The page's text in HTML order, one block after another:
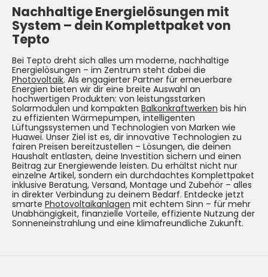
Nachhaltige Energielösungen mit
System – dein Komplettpaket von
Tepto
Bei Tepto dreht sich alles um moderne, nachhaltige
Energielösungen – im Zentrum steht dabei die
Photovoltaik. Als engagierter Partner für erneuerbare
Energien bieten wir dir eine breite Auswahl an
hochwertigen Produkten: von leistungsstarken
Solarmodulen und kompakten Balkonkraftwerken bis hin
zu effizienten Wärmepumpen, intelligenten
Lüftungssystemen und Technologien von Marken wie
Huawei. Unser Ziel ist es, dir innovative Technologien zu
fairen Preisen bereitzustellen – Lösungen, die deinen
Haushalt entlasten, deine Investition sichern und einen
Beitrag zur Energiewende leisten. Du erhältst nicht nur
einzelne Artikel, sondern ein durchdachtes Komplettpaket
inklusive Beratung, Versand, Montage und Zubehör – alles
in direkter Verbindung zu deinem Bedarf. Entdecke jetzt
smarte Photovoltaikanlagen mit echtem Sinn – für mehr
Unabhängigkeit, finanzielle Vorteile, effiziente Nutzung der
Sonneneinstrahlung und eine klimafreundliche Zukunft.